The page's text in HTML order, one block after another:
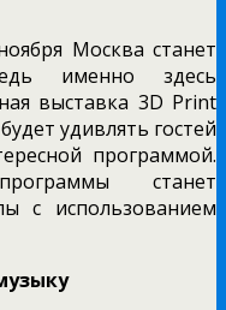
Москва станет
именно здесь
выставка 3D Print
удивлять гостей
программой.
станет
с использованием